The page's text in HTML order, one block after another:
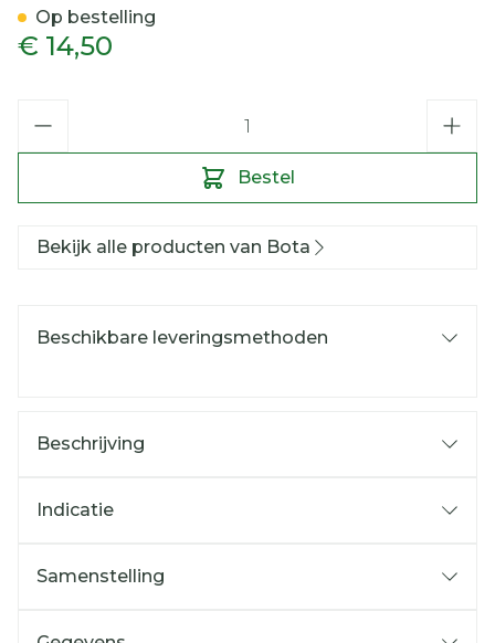
€ 14,50
Bestel
Op bestelling
Bekijk alle producten van Bota
Beschikbare leveringsmethoden
Beschrijving
Indicatie
Samenstelling